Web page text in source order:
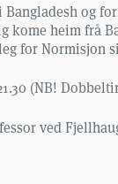
og
heim frå
for Normisjon
(NB!
ved